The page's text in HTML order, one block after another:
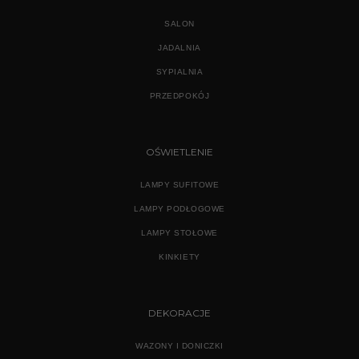
SALON
JADALNIA
SYPIALNIA
PRZEDPOKÓJ
OŚWIETLENIE
LAMPY SUFITOWE
LAMPY PODŁOGOWE
LAMPY STOŁOWE
KINKIETY
DEKORACJE
WAZONY I DONICZKI